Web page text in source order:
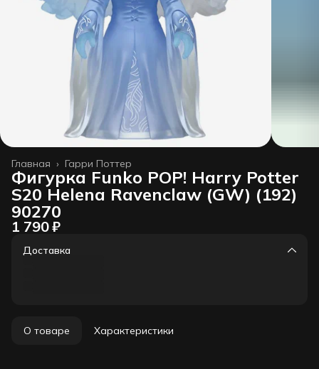
Гарри Поттер
Главная ›
Фигурка Funko POP! Harry Potter
S20 Helena Ravenclaw (GW) (192)
90270
1 790 ₽
Доставка
О товаре Характеристики